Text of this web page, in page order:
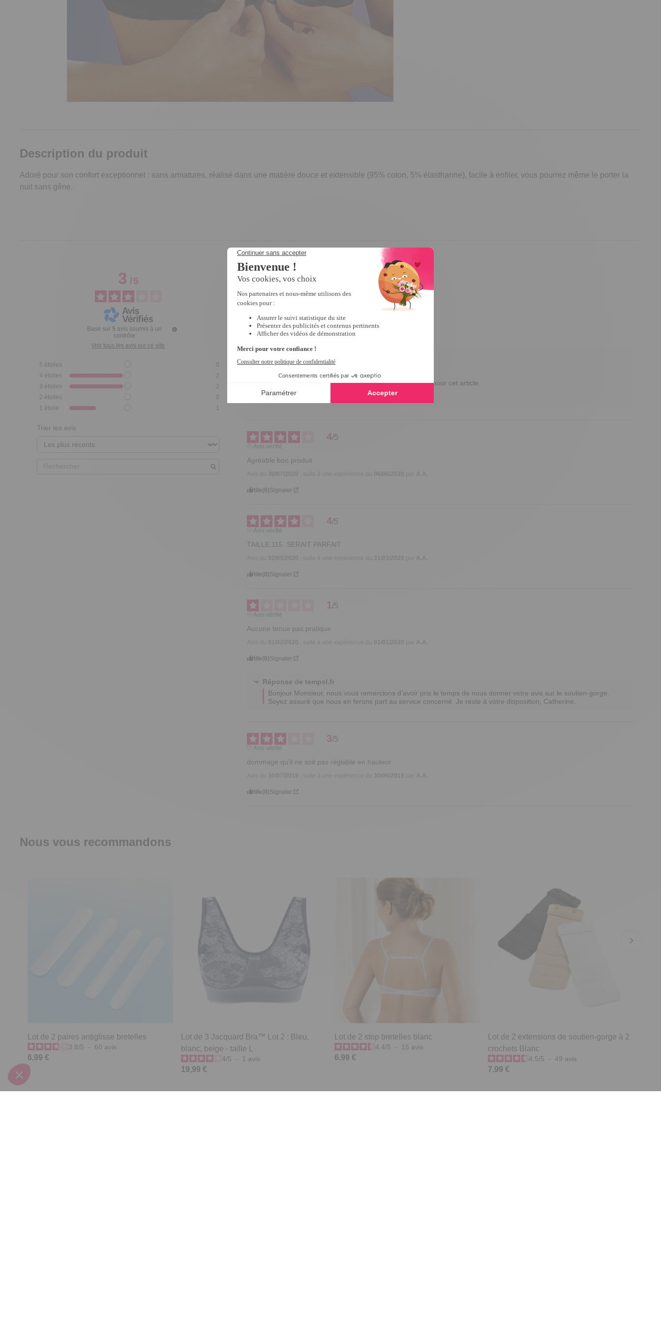
Description du produit
Adoré pour son confort exceptionnel : sans armatures, réalisé dans une matière douce et extensible (95% coton, 5% élasthanne), facile à enfiler, vous pourrez même le porter la
nuit sans gêne.
3/5
Basé sur 5 avis soumis à un
contrôle
Voir tous les avis sur ce site
5 étoiles
0
4 étoiles
2
3 étoiles
2
2 étoiles
0
1 étoile 1
Trier les avis
pas adapté au forte poitrine
Avis du 11/02/2021 , suite à une expérience du
Utile(0)Signaler
Bonjour Madame, merci pour votre avis.
Nous prenons en compte vos remarques et conseils pour cet article.
4/5
Avis vérifié
Agréable bon produit
30/07/2020 06/06/2020
Utile(0)Signaler
4/5
Avis vérifié
TAILLE 115  SERAIT PARFAIT
A.A.
Utile(0)Signaler
1/5
Avis vérifié
Aucune tenue pas pratique
Utile(0)Signaler
Réponse detempsl.fr
Bonjour Monsieur, nous vous remercions d'avoir pris le temps de nous donner votre avis sur le soutien-gorge.
Soyez assuré que nous en ferons part au service concerné. Je reste à votre disposition, Catherine.
3/5
Avis vérifié
dommage qu'il ne soit pas réglable en hauteur.
Utile(0)Signaler
Nous vous recommandons
Lot de 2 paires antiglisse bretelles
3.8/5 - 60 avis
6,99 €
Lot de 3 Jacquard Bra™ Lot 2 : Bleu,
blanc, beige - taille L
4/5 - 1 avis
19,99 €
Lot de 2 stop bretelles blanc
4.4/5 - 15 avis
6,99 €
Lot de 2 extensions de soutien-gorge à 2
crochets Blanc
4.5/5 - 49 avis
7,99 €